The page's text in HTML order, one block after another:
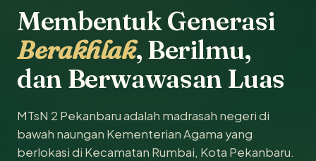
Membentuk Generasi
Berakhlak, Berilmu,
dan Berwawasan Luas
MTsN 2 Pekanbaru adalah madrasah negeri di
bawah naungan Kementerian Agama yang
berlokasi di Kecamatan Rumbai, Kota Pekanbaru.